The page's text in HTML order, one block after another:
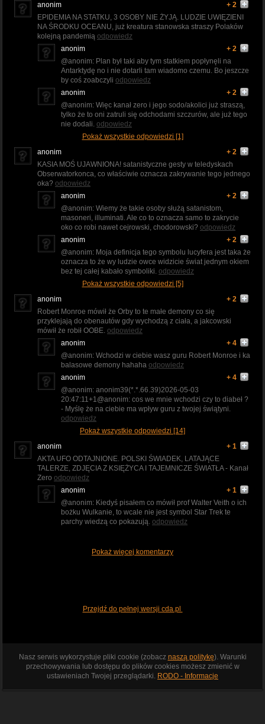
anonim
+ 2
EPIDEMIA NA STATKU, 3 OSOBY NIE ŻYJĄ. LUDZIE UWIĘZIENI
NA ŚRODKU OCEANU, już kreatura stanowska straszy Polaków
kolejną pandemią odpowiedz
anonim
+ 2
@anonim: Plan był taki aby tym statkiem popłynęli na
Antarktydę no i nie dotarli tam wiadomo czemu. Bo jeszcze
by coś zoabczyli odpowiedz
anonim
+ 2
@anonim: Więc kanał zero i jego sodo/akolici już straszą,
tylko że to oni zatruli się odchodami szczurów, ale już tego
nie dodali. odpowiedz
Pokaż wszystkie odpowiedzi [1]
anonim
+ 2
KASIA MOŚ UJAWNIONA! satanistyczne gesty w teledyskach
Obserwatorkonca, co właściwie oznacza zakrywanie tego jednego
oka? odpowiedz
anonim
+ 2
@anonim: Wiemy że takie osoby służą satanistom,
masoneri, illuminati. Ale co to oznacza samo to zakrycie
oko co robi nawet cejrowski, chodorowski? odpowiedz
anonim
+ 2
@anonim: Moja definicja tego symbolu lucyfera jest taka że
oznacza to że wy ludzie owce widzicie świat jednym okiem
bez tej całej kabało symboliki. odpowiedz
Pokaż wszystkie odpowiedzi [5]
anonim
+ 2
Robert Monroe mówił że Orby to te małe demony co się
przyklejają do obenautów gdy wychodzą z ciała, a jakcowski
mówił że robił OOBE. odpowiedz
anonim
+ 4
@anonim: Wchodzi w ciebie wasz guru Robert Monroe i ka
balasowe demony hahaha odpowiedz
anonim
+ 4
@anonim: anonim39(*.*.66.39)2026-05-03
20:47:11+1@anonim: cos we mnie wchodzi czy to diabeł ?
- Myślę że na ciebie ma wpływ guru z twojej świątyni.
odpowiedz
Pokaż wszystkie odpowiedzi [14]
anonim
+ 1
AKTA UFO ODTAJNIONE. POLSKI ŚWIADEK, LATAJĄCE
TALERZE, ZDJĘCIA Z KSIĘŻYCA I TAJEMNICZE ŚWIATŁA - Kanał
Zero odpowiedz
anonim
+ 1
@anonim: Kiedyś pisałem co mówił prof Walter Veith o ich
bożku Wulkanie, to wcale nie jest symbol Star Trek te
parchy wiedzą co pokazują. odpowiedz
Pokaż więcej komentarzy
Przejdź do pełnej wersji cda.pl
Nasz serwis wykorzystuje pliki cookie (zobacz naszą politykę). Warunki
przechowywania lub dostępu do plików cookies możesz zmienić w
ustawieniach Twojej przeglądarki. RODO - Informacje